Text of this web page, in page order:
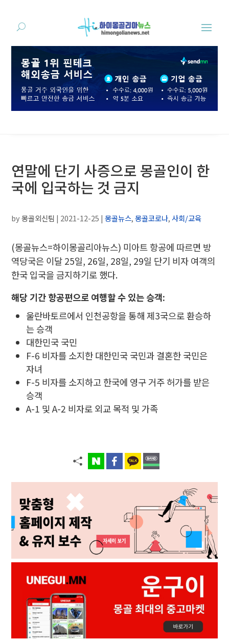
연말에 단기 사증으로 몽골인이 한
국에 입국하는 것 금지
by몽골외신팀 | 2021-12-25 |몽골뉴스,몽골코로나,사회/교육
(몽골뉴스=하이몽골리아뉴스) 미아트 항공에 따르면 방
역당국은 이달 25일, 26일, 28일, 29일 단기 비자 여객의
한국 입국을 금지하기로 했다.
해당 기간 항공편으로 여행할 수 있는 승객:
울란바토르에서 인천공항을 통해 제3국으로 환승하
는 승객
대한민국 국민
F-6 비자를 소지한 대한민국 국민과 결혼한 국민은
자녀
F-5 비자를 소지하고 한국에 영구 거주 허가를 받은
승객
A-1 및 A-2 비자로 외교 목적 및 가족